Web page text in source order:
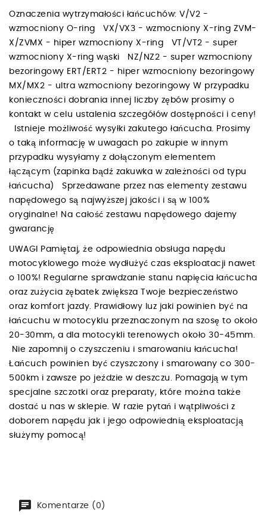
Oznaczenia wytrzymałości łańcuchów: V/V2 -
wzmocniony O-ring VX/VX3 - wzmocniony X-ring ZVM-
X/ZVMX - hiper wzmocniony X-ring VT/VT2 - super
wzmocniony X-ring wąski NZ/NZ2 - super wzmocniony
bezoringowy ERT/ERT2 - hiper wzmocniony bezoringowy
MX/MX2 - ultra wzmocniony bezoringowy W przypadku
konieczności dobrania innej liczby zębów prosimy o
kontakt w celu ustalenia szczegółów dostępności i ceny!
Istnieje możliwość wysyłki zakutego łańcucha. Prosimy
o taką informację w uwagach po zakupie w innym
przypadku wysyłamy z dołączonym elementem
łączącym (zapinka bądź zakuwka w zależności od typu
łańcucha) Sprzedawane przez nas elementy zestawu
napędowego są najwyższej jakości i są w 100%
oryginalne! Na całość zestawu napędowego dajemy
gwarancję
UWAGI Pamiętaj, że odpowiednia obsługa napędu
motocyklowego może wydłużyć czas eksploatacji nawet
o 100%! Regularne sprawdzanie stanu napięcia łańcucha
oraz zużycia zębatek zwiększa Twoje bezpieczeństwo
oraz komfort jazdy. Prawidłowy luz jaki powinien być na
łańcuchu w motocyklu przeznaczonym na szosę to około
20-30mm, a dla motocykli terenowych około 30-45mm.
Nie zapomnij o czyszczeniu i smarowaniu łańcucha!
Łańcuch powinien być czyszczony i smarowany co 300-
500km i zawsze po jeździe w deszczu. Pomagają w tym
specjalne szczotki oraz preparaty, które można także
dostać u nas w sklepie. W razie pytań i wątpliwości z
doborem napędu jak i jego odpowiednią eksploatacją
służymy pomocą!
Komentarze (0)